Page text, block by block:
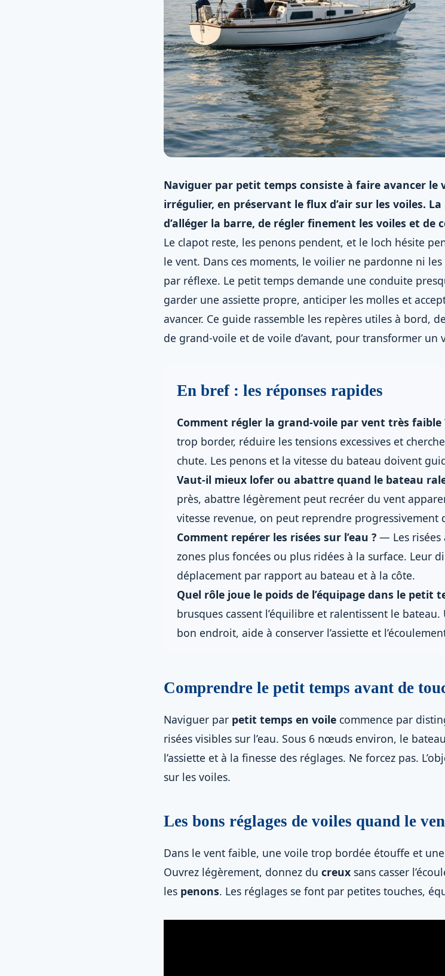
Naviguer par petit temps consiste à faire avancer
irrégulier, en préservant le flux d’air sur les voiles.
d’alléger la barre, de régler finement les voiles et de
Le clapot reste, les penons pendent, et le loch hésite
le vent. Dans ces moments, le voilier ne pardonne ni
par réflexe. Le petit temps demande une conduite
garder une assiette propre, anticiper les molles et
avancer. Ce guide rassemble les repères utiles à bord,
de grand-voile et de voile d’avant, pour transformer
En bref : les réponses rapides
Comment régler la grand-voile par vent très faible
trop border, réduire les tensions excessives et
chute. Les penons et la vitesse du bateau doivent
Vaut-il mieux lofer ou abattre quand le bateau
près, abattre légèrement peut recréer du vent
vitesse revenue, on peut reprendre progressivement
Comment repérer les risées sur l’eau ? — Les risées
zones plus foncées ou plus ridées à la surface. Leur
déplacement par rapport au bateau et à la côte.
Quel rôle joue le poids de l’équipage dans le petit
brusques cassent l’équilibre et ralentissent le
bon endroit, aide à conserver l’assiette et
Comprendre le petit temps avant de
Naviguer par petit temps en voile commence par
risées visibles sur l’eau. Sous 6 nœuds environ, le
l’assiette et à la finesse des réglages. Ne forcez pas.
sur les voiles.
Les bons réglages de voiles quand le
Dans le vent faible, une voile trop bordée étouffe et
Ouvrez légèrement, donnez du creux sans casser
les penons. Les réglages se font par petites touches,